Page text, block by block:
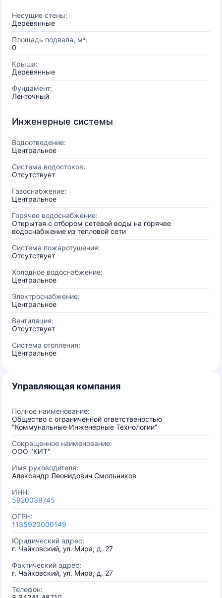
Несущие стены:
Деревянные
Площадь подвала, м²:
0
Крыша:
Деревянные
Фундамент:
Ленточный
Инженерные системы
Водоотведение:
Центральное
Система водостоков:
Отсутствует
Газоснабжение:
Центральное
Горячее водоснабжение:
Открытая с отбором сетевой воды на горячее
водоснабжение из тепловой сети
Система пожаротушения:
Отсутствует
Холодное водоснабжение:
Центральное
Электроснабжение:
Центральное
Вентиляция:
Отсутствует
Система отопления:
Центральное
Управляющая компания
Полное наименование:
Общество с ограниченной ответственостью
"Коммунальные Инженерные Технологии"
Сокращенное наименование:
ООО "КИТ"
Имя руководителя:
Александр Леонидович Смольников
ИНН:
5920039745
ОГРН:
1135920000149
Юридический адрес:
г. Чайковский, ул. Мира, д. 27
Фактический адрес:
г. Чайковский, ул. Мира, д. 27
Телефон: